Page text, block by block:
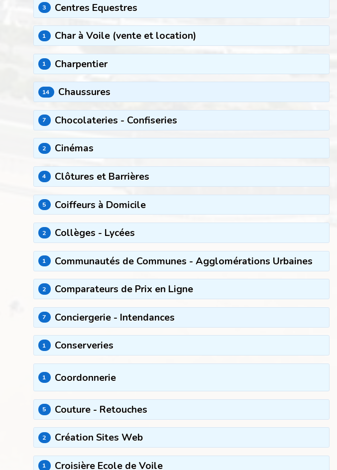
3 Centres Equestres
1 Char à Voile (vente et location)
1 Charpentier
14 Chaussures
7 Chocolateries - Confiseries
2 Cinémas
4 Clôtures et Barrières
5 Coiffeurs à Domicile
2 Collèges - Lycées
1 Communautés de Communes - Agglomérations Urbaines
2 Comparateurs de Prix en Ligne
7 Conciergerie - Intendances
1 Conserveries
1 Coordonnerie
5 Couture - Retouches
2 Création Sites Web
1 Croisière Ecole de Voile